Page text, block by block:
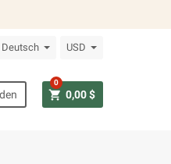
Deutsch USD
shopping_cart 0,00 $
0